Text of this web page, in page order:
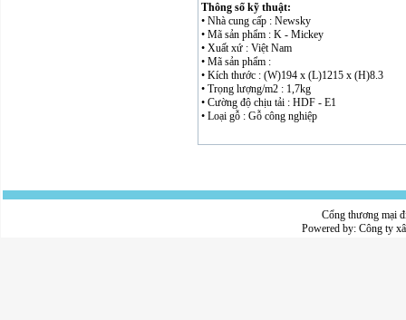
Thông số kỹ thuật:
• Nhà cung cấp : Newsky
• Mã sản phẩm : K - Mickey
• Xuất xứ : Việt Nam
• Mã sản phẩm :
• Kích thước : (W)194 x (L)1215 x (H)8.3
• Trọng lượng/m2 : 1,7kg
• Cường độ chịu tải : HDF - E1
• Loại gỗ : Gỗ công nghiệp
Cổng thương mại
Powered by: Công ty